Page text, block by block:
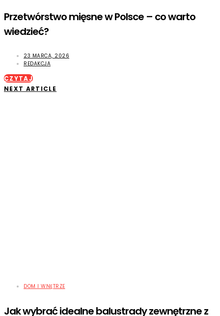
Przetwórstwo mięsne w Polsce – co warto
wiedzieć?
23 MARCA, 2026
REDAKCJA
CZYTAJ
NEXT ARTICLE
DOM I WNĘTRZE
Jak wybrać idealne balustrady zewnętrzne z